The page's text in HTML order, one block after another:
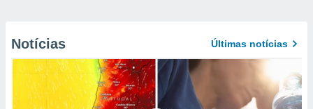
Notícias Últimas notícias